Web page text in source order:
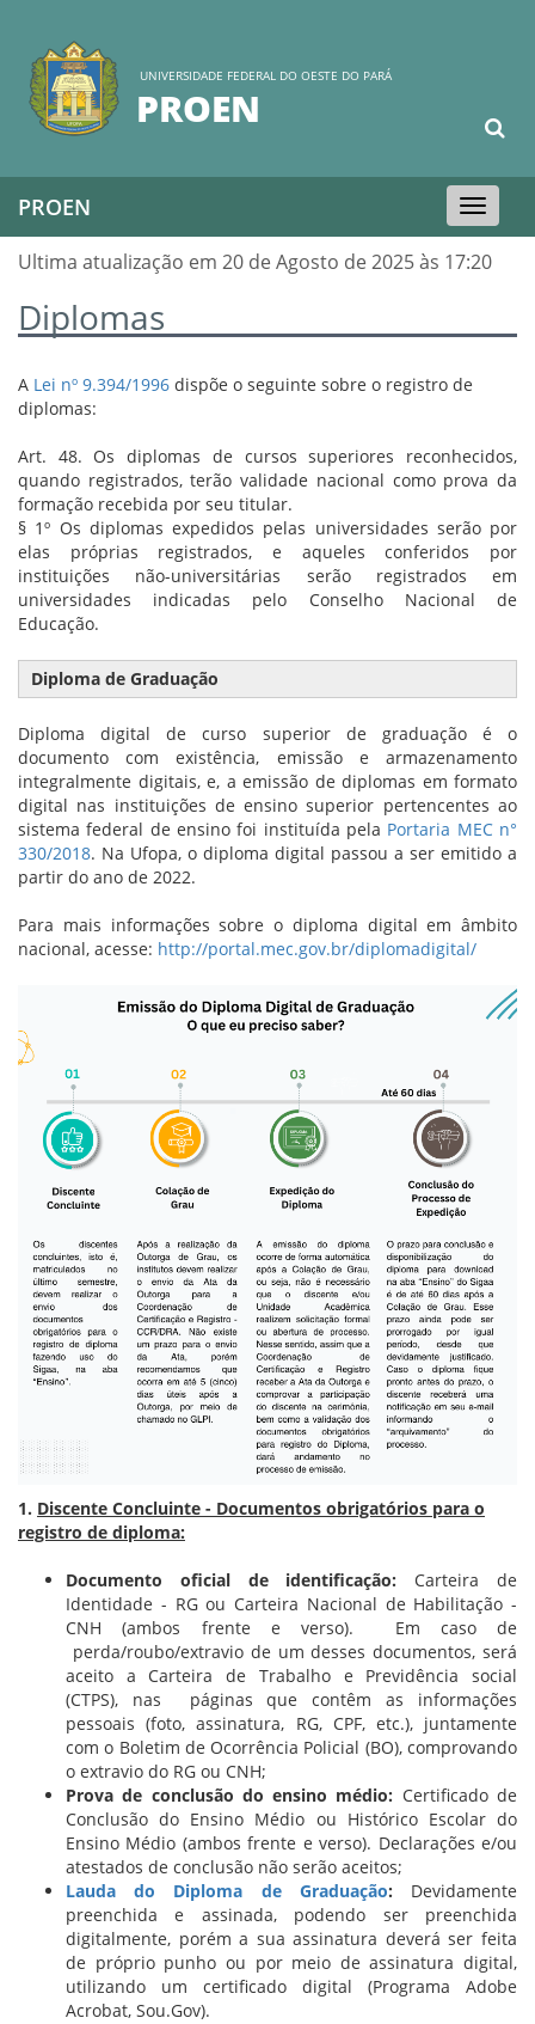
UNIVERSIDADE FEDERAL DO OESTE DO PARÁ
PROEN
Toggle
navigation
PROEN
Ultima atualização em 20 de Agosto de 2025 às 17:20
Diplomas
A Lei nº 9.394/1996 dispõe o seguinte sobre o registro de
diplomas:
Art. 48. Os diplomas de cursos superiores reconhecidos,
quando registrados, terão validade nacional como prova da
formação recebida por seu titular.
§ 1º Os diplomas expedidos pelas universidades serão por
elas próprias registrados, e aqueles conferidos por
instituições não-universitárias serão registrados em
universidades indicadas pelo Conselho Nacional de
Educação.
Diploma de Graduação
Diploma digital de curso superior de graduação é o
documento com existência, emissão e armazenamento
integralmente digitais, e, a emissão de diplomas em formato
digital nas instituições de ensino superior pertencentes ao
sistema federal de ensino foi instituída pela Portaria MEC n°
330/2018. Na Ufopa, o diploma digital passou a ser emitido a
partir do ano de 2022.
Para mais informações sobre o diploma digital em âmbito
nacional, acesse: http://portal.mec.gov.br/diplomadigital/
1. Discente Concluinte - Documentos obrigatórios para o
registro de diploma:
Documento oficial de identificação: Carteira de
Identidade - RG ou Carteira Nacional de Habilitação -
CNH (ambos frente e verso). Em caso de
perda/roubo/extravio de um desses documentos, será
aceito a Carteira de Trabalho e Previdência social
(CTPS), nas páginas que contêm as informações
pessoais (foto, assinatura, RG, CPF, etc.), juntamente
com o Boletim de Ocorrência Policial (BO), comprovando
o extravio do RG ou CNH;
Prova de conclusão do ensino médio: Certificado de
Conclusão do Ensino Médio ou Histórico Escolar do
Ensino Médio (ambos frente e verso). Declarações e/ou
atestados de conclusão não serão aceitos;
Lauda do Diploma de Graduação: Devidamente
preenchida e assinada, podendo ser preenchida
digitalmente, porém a sua assinatura deverá ser feita
de próprio punho ou por meio de assinatura digital,
utilizando um certificado digital (Programa Adobe
Acrobat, Sou.Gov).